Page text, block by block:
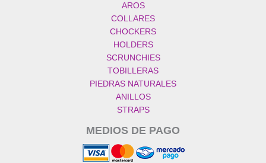
AROS
COLLARES
CHOCKERS
HOLDERS
SCRUNCHIES
TOBILLERAS
PIEDRAS NATURALES
ANILLOS
STRAPS
MEDIOS DE PAGO